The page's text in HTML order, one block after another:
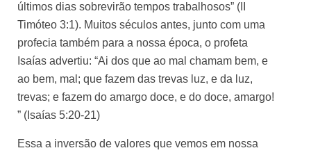
últimos dias sobrevirão tempos trabalhosos” (II
Timóteo 3:1). Muitos séculos antes, junto com uma
profecia também para a nossa época, o profeta
Isaías advertiu: “Ai dos que ao mal chamam bem, e
ao bem, mal; que fazem das trevas luz, e da luz,
trevas; e fazem do amargo doce, e do doce, amargo!
” (Isaías 5:20-21)
Essa a inversão de valores que vemos em nossa